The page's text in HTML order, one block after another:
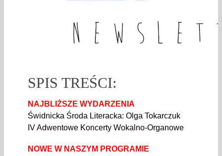
SPIS TREŚCI:
NAJBLIŻSZE WYDARZENIA
Świdnicka Środa Literacka: Olga Tokarczuk
IV Adwentowe Koncerty Wokalno-Organowe
NOWE W NASZYM PROGRAMIE